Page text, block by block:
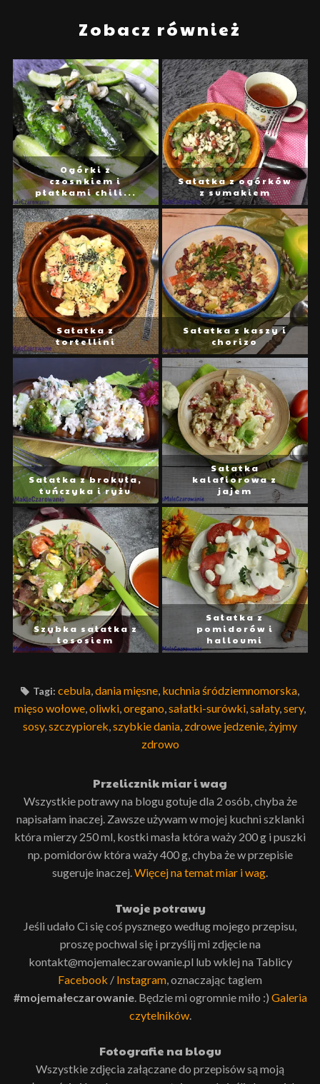
Zobacz również
Ogórki z
czosnkiem i
płatkami chili...
Sałatka z ogórków
z sumakiem
Sałatka z
tortellini
Sałatka z kaszy i
chorizo
Sałatka z brokuła,
tuńczyka i ryżu
Sałatka
kalafiorowa z
jajem
Szybka sałatka z
łososiem
Sałatka z
pomidorów i
halloumi
Tagi: cebula dania mięsne kuchnia śródziemnomorska
mięso wołowe oliwki oregano sałatki-surówki sałaty, sery,
sosy, szczypiorek szybkie dania zdrowe jedzenie żyjmy
zdrowo
Przelicznik miar i wag
Wszystkie potrawy na blogu gotuje dla 2 osób, chyba że
napisałam inaczej. Zawsze używam w mojej kuchni szklanki
która mierzy 250 ml, kostki masła która waży 200 g i puszki
np. pomidorów która waży 400 g, chyba że w przepisie
sugeruje inaczej. Więcej na temat miar i wag
Twoje potrawy
Jeśli udało Ci się coś pysznego według mojego przepisu,
proszę pochwal się i przyślij mi zdjęcie na
kontakt@mojemaleczarowanie.pl lub wklej na Tablicy
Facebook / Instagram , oznaczając tagiem
#mojemałeczarowanie. Będzie mi ogromnie miło :) Galeria
czytelników.
Fotografie na blogu
Wszystkie zdjęcia załączane do przepisów są moją